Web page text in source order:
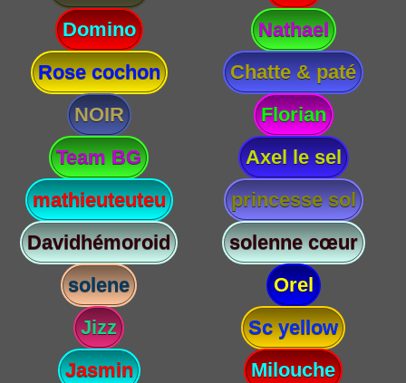
Domino
Nathael
Rose cochon
Chatte & paté
NOIR
Florian
Team BG
Axel le sel
mathieuteuteu
princesse sol
Davidhémoroid
solenne cœur
solene
Orel
Jizz
Sc yellow
Jasmin
Milouche